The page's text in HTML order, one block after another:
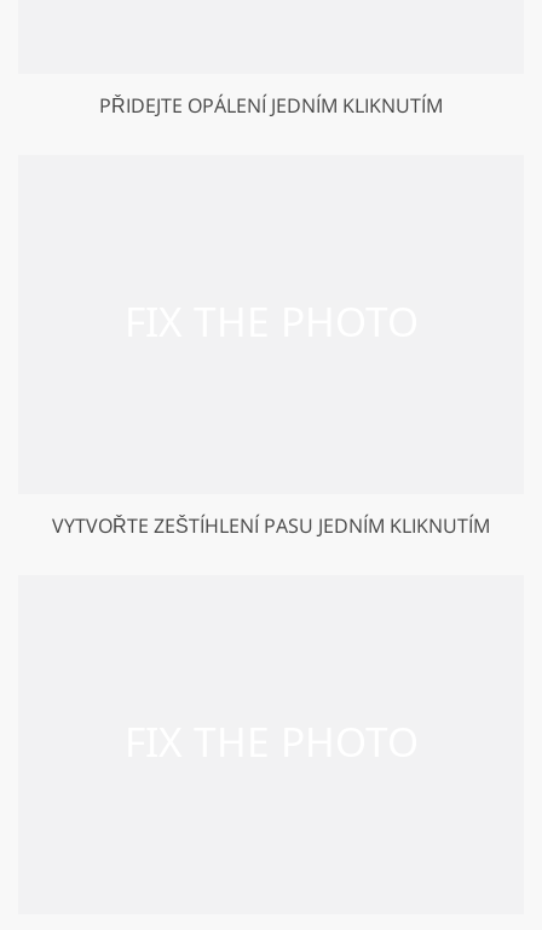
PŘIDEJTE OPÁLENÍ JEDNÍM KLIKNUTÍM
VYTVOŘTE ZEŠTÍHLENÍ PASU JEDNÍM KLIKNUTÍM